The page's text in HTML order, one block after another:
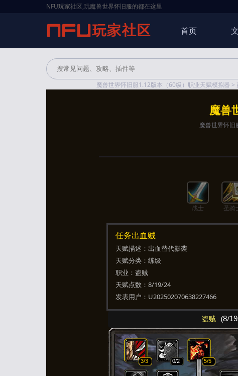
NFU玩家社区,玩魔兽世界怀旧服的都在这里
首页
魔兽世界怀旧服1.12版本（60级）职业天赋模拟器 >
魔兽
魔兽世界怀
战士 圣骑
任务出血贼
天赋描述： 出血替代影袭
天赋分类： 练级
职业： 盗贼
天赋点数： 8/19/24
发表用户： U202502070638227466
盗贼 (8/19
3/3 0/2 5/5